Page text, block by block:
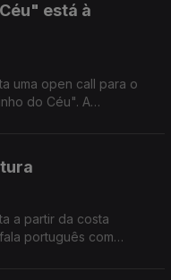
está à
uma open call para o
do Céu". A
a partir da costa
português com